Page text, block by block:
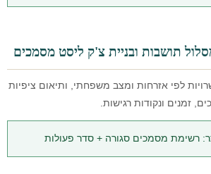
תושבות ובניית צ'ק ליסט מסמכים
לפי אזרחות ומצב משפחתי, ותיאום ציפיות
זמנים ונקודות רגישות.
רשימת מסמכים סגורה + סדר פעולות